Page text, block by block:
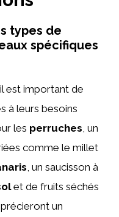
types de
spécifiques
est important de
à leurs besoins
les perruches, un
comme le millet
, un saucisson à
et de fruits séchés
un